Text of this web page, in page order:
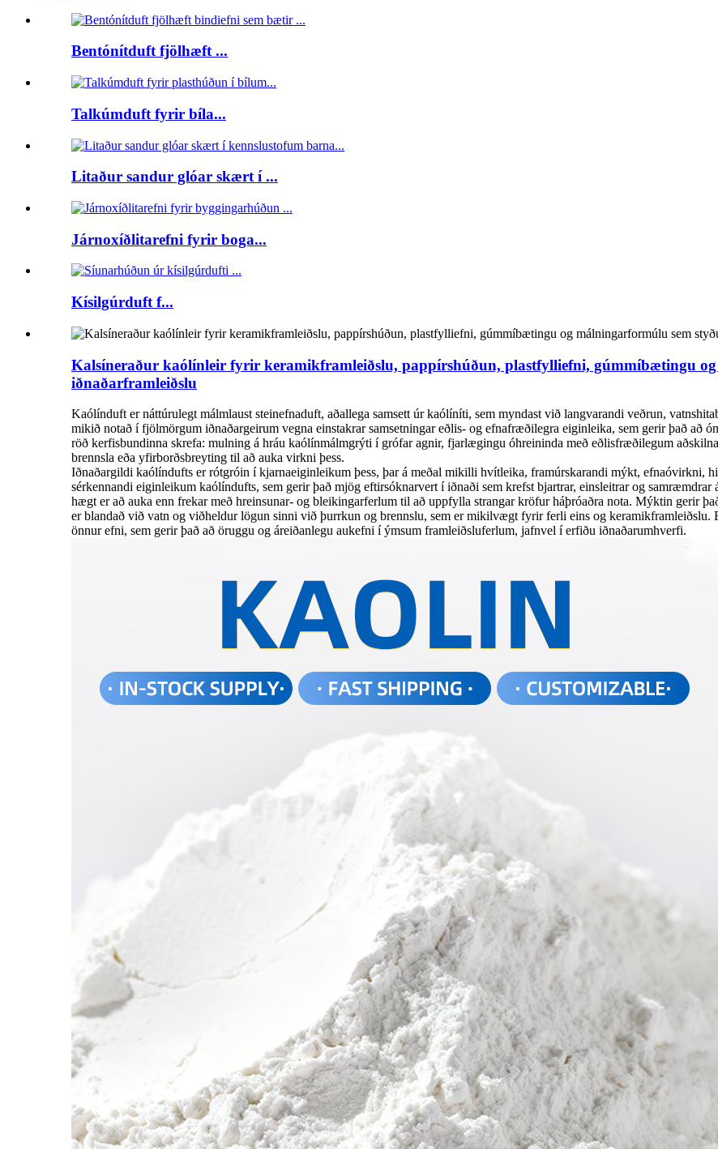
Bentónítduft fjölhæft ...
Talkúmduft fyrir bíla...
Litaður sandur glóar skært í ...
Járnoxíðlitarefni fyrir boga...
Kísilgúrduft f...
Kalsíneraður kaólínleir fyrir keramikframleiðslu, pappírshúðun, plastfylliefni, gúmmíbætingu
iðnaðarframleiðslu
Kaólínduft er náttúrulegt málmlaust steinefnaduft, aðallega samsett úr kaólíníti, sem myndast við langvarandi veðrun,
mikið notað í fjölmörgum iðnaðargeirum vegna einstakrar samsetningar eðlis- og efnafræðilegra eiginleika, sem gerir það að
röð kerfisbundinna skrefa: mulning á hráu kaólínmálmgrýti í grófar agnir, fjarlægingu óhreininda með eðlisfræðilegum
brennsla eða yfirborðsbreyting til að auka virkni þess.
Iðnaðargildi kaólíndufts er rótgróin í kjarnaeiginleikum þess, þar á meðal mikilli hvítleika, framúrskarandi mýkt, efnaóvirkni,
sérkennandi eiginleikum kaólíndufts, sem gerir það mjög eftirsóknarvert í iðnaði sem krefst bjartrar, einsleitrar og
hægt er að auka enn frekar með hreinsunar- og bleikingarferlum til að uppfylla strangar kröfur háþróaðra nota. Mýktin gerir
er blandað við vatn og viðheldur lögun sinni við þurrkun og brennslu, sem er mikilvægt fyrir ferli eins og
önnur efni, sem gerir það að öruggu og áreiðanlegu aukefni í ýmsum framleiðsluferlum, jafnvel í erfiðu iðnaðarumhverfi.